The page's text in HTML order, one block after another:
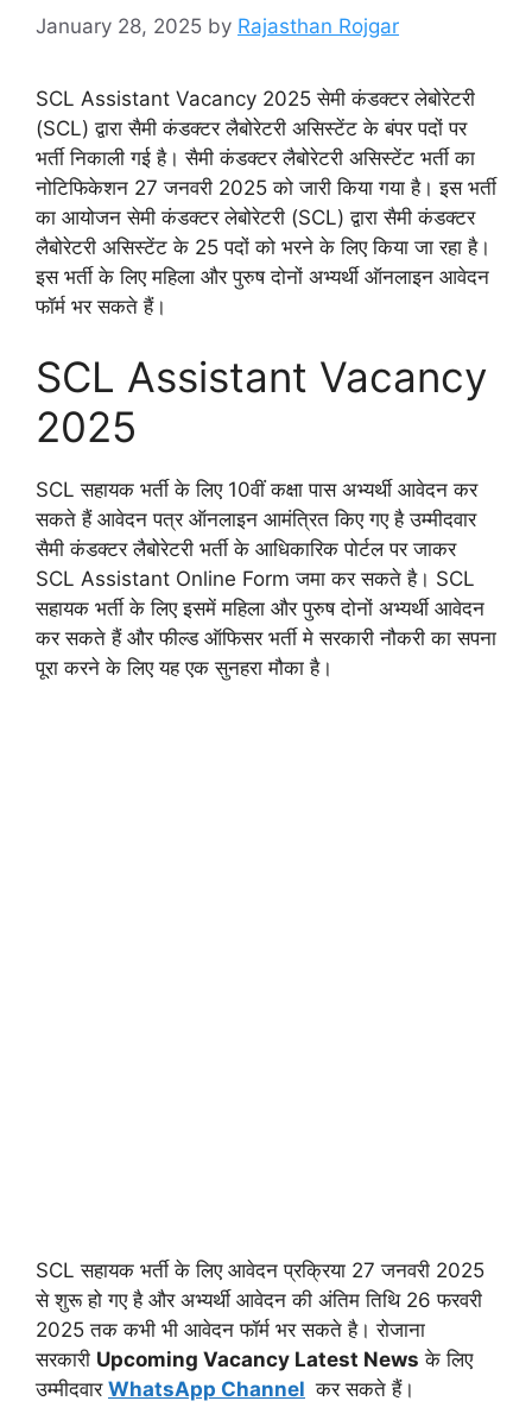
January 28, 2025 by Rajasthan Rojgar
SCL Assistant Vacancy 2025 सेमी कंडक्टर लेबोरेटरी
(SCL) द्वारा सैमी कंडक्टर लैबोरेटरी असिस्टेंट के बंपर पदों पर
भर्ती निकाली गई है। सैमी कंडक्टर लैबोरेटरी असिस्टेंट भर्ती का
नोटिफिकेशन 27 जनवरी 2025 को जारी किया गया है। इस भर्ती
का आयोजन सेमी कंडक्टर लेबोरेटरी (SCL) द्वारा सैमी कंडक्टर
लैबोरेटरी असिस्टेंट के 25 पदों को भरने के लिए किया जा रहा है।
इस भर्ती के लिए महिला और पुरुष दोनों अभ्यर्थी ऑनलाइन आवेदन
फॉर्म भर सकते हैं।
SCL Assistant Vacancy
2025
SCL सहायक भर्ती के लिए 10वीं कक्षा पास अभ्यर्थी आवेदन कर
सकते हैं आवेदन पत्र ऑनलाइन आमंत्रित किए गए है उम्मीदवार
सैमी कंडक्टर लैबोरेटरी भर्ती के आधिकारिक पोर्टल पर जाकर
SCL Assistant Online Form जमा कर सकते है। SCL
सहायक भर्ती के लिए इसमें महिला और पुरुष दोनों अभ्यर्थी आवेदन
कर सकते हैं और फील्ड ऑफिसर भर्ती मे सरकारी नौकरी का सपना
पूरा करने के लिए यह एक सुनहरा मौका है।
SCL सहायक भर्ती के लिए आवेदन प्रक्रिया 27 जनवरी 2025
से शुरू हो गए है और अभ्यर्थी आवेदन की अंतिम तिथि 26 फरवरी
2025 तक कभी भी आवेदन फॉर्म भर सकते है। रोजाना
सरकारी Upcoming Vacancy Latest News के लिए
उम्मीदवार WhatsApp Channel कर सकते हैं।